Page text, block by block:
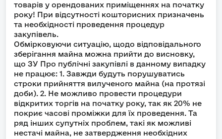
товарів у орендованих приміщеннях на початку
року! При відсутності кошторисних призначень
та необхідності проведення процедур
закупівель.
Обмірковуючи ситуацію, щодо відповідального
зберігання майна можна прийти до висновку,
що ЗУ Про публічні закупівлі в данному випадку
не працює: 1. Завжди будуть порушуватись
строки прийняття вилученого майна (на протязі
доби). 2. Не можливо провести процедури
відкритих торгів на початку року, так як 20% не
покриє часові проміжки для їх проведення. Та
ряд інших супутніх проблем, такі як можливі
нестачі майна, не затвердження необхідних